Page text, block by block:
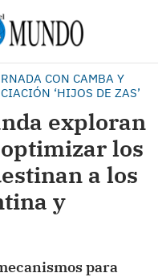
CON CAMBA Y
‘HIJOS DE ZAS’
exploran
los
a los
y
para